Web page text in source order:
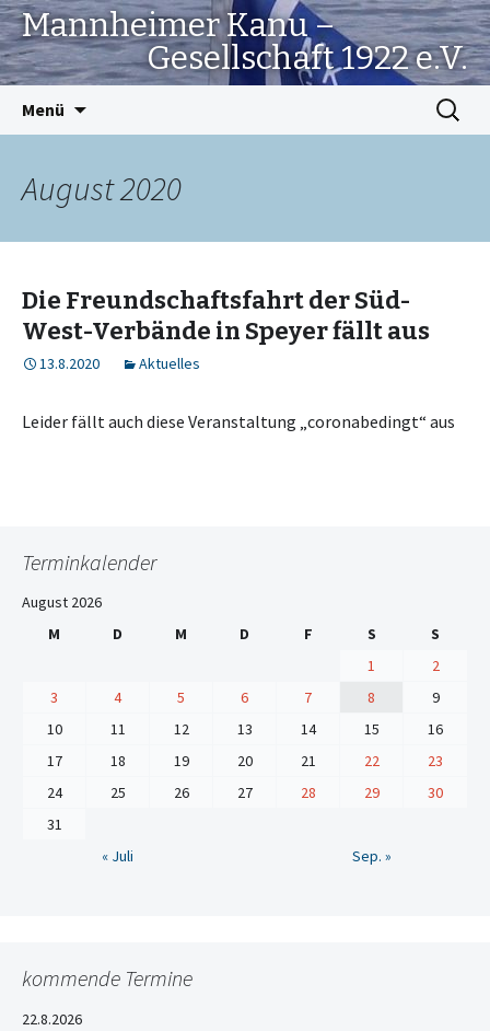
Mannheimer Kanu –
Gesellschaft 1922 e.V.
Menü
Suchen
nach:
August 2020
Die Freundschaftsfahrt der Süd-
West-Verbände in Speyer fällt aus
13.8.2020 Aktuelles
Leider fällt auch diese Veranstaltung „coronabedingt“ aus
Terminkalender
August 2026
M
D M D F S
S
1
2
3
4 5 6 7 8
9
10
11 12 13 14 15
16
17
18 19 20 21 22
23
24
25 26 27 28 29
30
31
« Juli
Sep. »
kommende Termine
22.8.2026